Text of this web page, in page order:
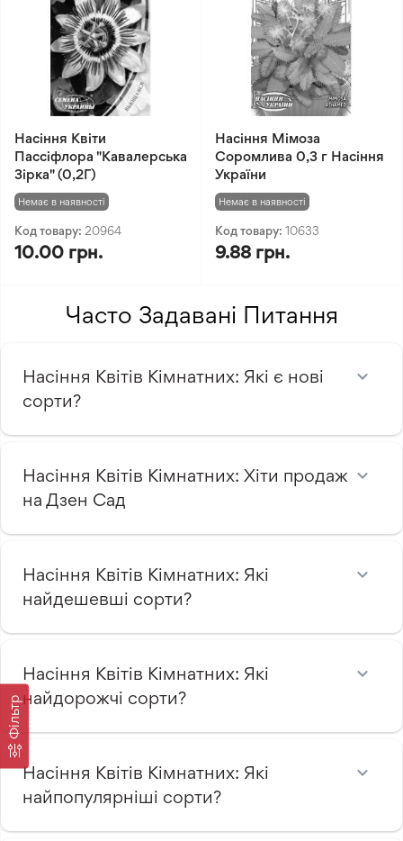
Фільтр
Насіння Квіти
Пассіфлора "Кавалерська
Зірка" (0,2Г)
Немає в наявності
Код товару: 20964
10.00 грн.
Насіння Мімоза
Соромлива 0,3 г Насіння
України
Немає в наявності
Код товару: 10633
9.88 грн.
Часто Задавані Питання
Насіння Квітів Кімнатних: Які є нові
сорти?
Насіння Квітів Кімнатних: Хіти продаж
на Дзен Сад
Насіння Квітів Кімнатних: Які
найдешевші сорти?
Насіння Квітів Кімнатних: Які
найдорожчі сорти?
Насіння Квітів Кімнатних: Які
найпопулярніші сорти?